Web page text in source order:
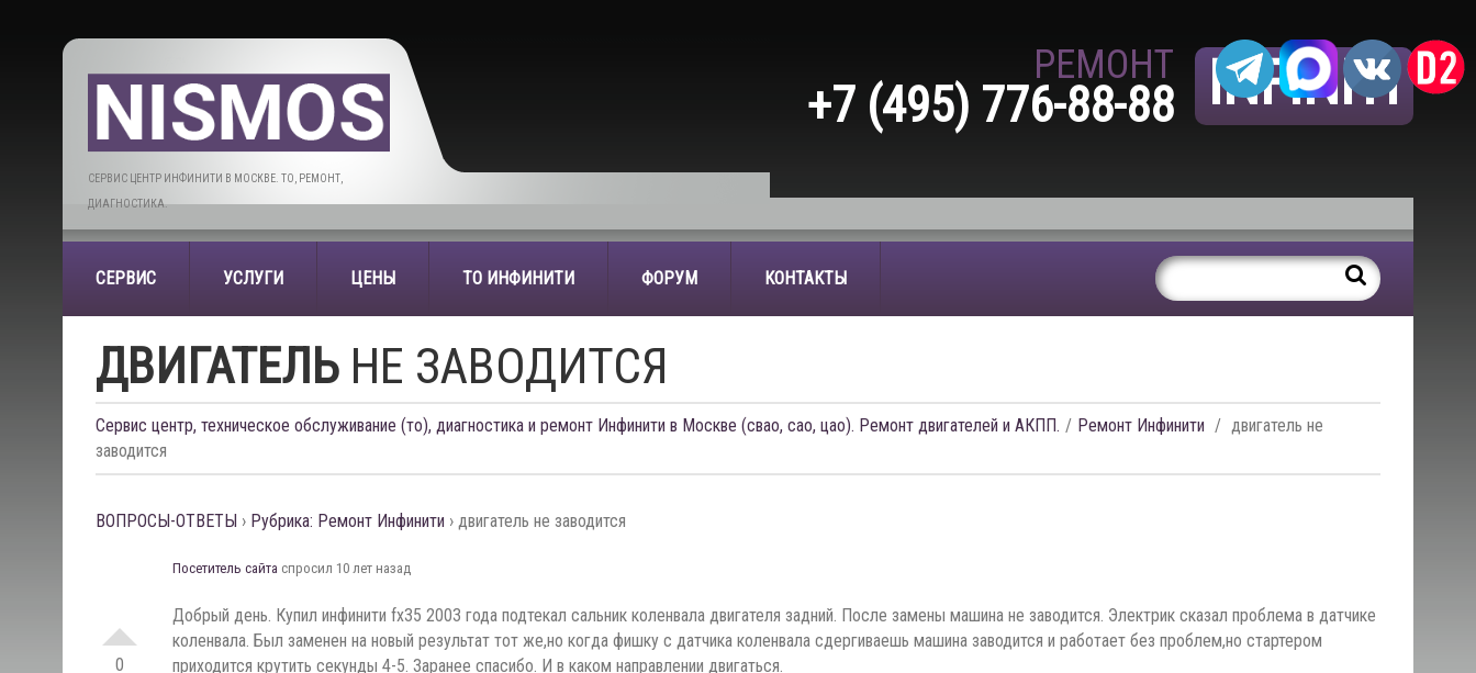
СЕРВИС ЦЕНТР ИНФИНИТИ В МОСКВЕ. ТО, РЕМОНТ,
ДИАГНОСТИКА.
INFINITI
РЕМОНТ
+7 (495) 776-88-88
СЕРВИС УСЛУГИ ЦЕНЫ ТО ИНФИНИТИ ФОРУМ КОНТАКТЫ
ДВИГАТЕЛЬ НЕ ЗАВОДИТСЯ
Сервис центр, техническое обслуживание (то), диагностика и ремонт Инфинити в Москве (свао, сао, цао). Ремонт двигателей и АКПП. Ремонт Инфинити
двигатель не
заводится
ВОПРОСЫ-ОТВЕТЫ › Рубрика: Ремонт Инфинити › двигатель не заводится
0
Посетитель сайта спросил 10 лет назад
Добрый день. Купил инфинити fx35 2003 года подтекал сальник коленвала двигателя задний. После замены машина не заводится. Электрик сказал проблема в датчике
коленвала. Был заменен на новый результат тот же,но когда фишку с датчика коленвала сдергиваешь машина заводится и работает без проблем,но стартером
приходится крутить секунды 4-5. Заранее спасибо. И в каком направлении двигаться.